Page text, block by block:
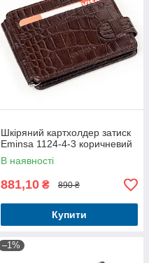
Шкіряний картхолдер затиск
Eminsa 1124-4-3 коричневий
В наявності
881,10 ₴ 890 ₴
Купити
–1%